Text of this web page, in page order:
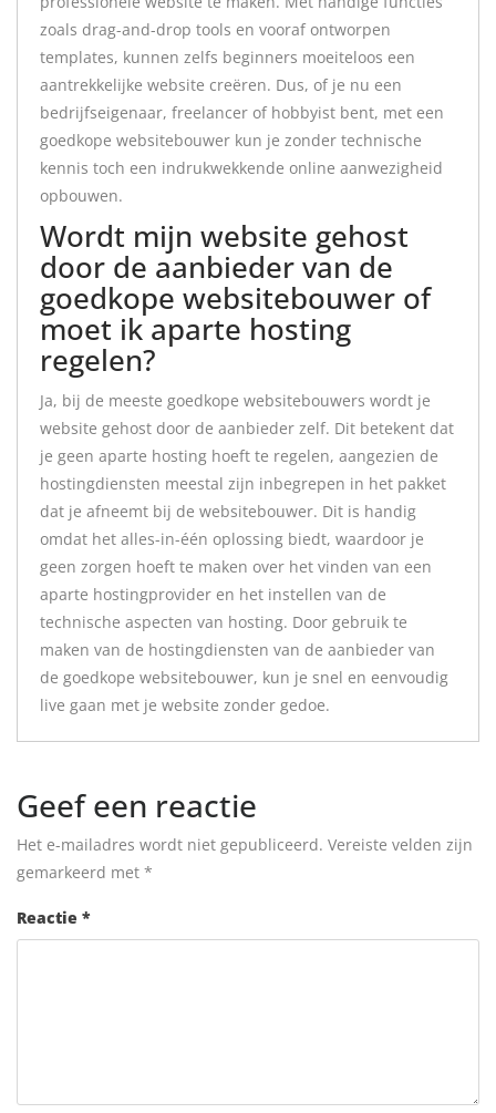
zoals drag-and-drop tools en vooraf ontworpen
templates, kunnen zelfs beginners moeiteloos een
aantrekkelijke website creëren. Dus, of je nu een
bedrijfseigenaar, freelancer of hobbyist bent, met een
goedkope websitebouwer kun je zonder technische
kennis toch een indrukwekkende online aanwezigheid
opbouwen.
Wordt mijn website gehost
door de aanbieder van de
goedkope websitebouwer of
moet ik aparte hosting
regelen?
Ja, bij de meeste goedkope websitebouwers wordt je
website gehost door de aanbieder zelf. Dit betekent dat
je geen aparte hosting hoeft te regelen, aangezien de
hostingdiensten meestal zijn inbegrepen in het pakket
dat je afneemt bij de websitebouwer. Dit is handig
omdat het alles-in-één oplossing biedt, waardoor je
geen zorgen hoeft te maken over het vinden van een
aparte hostingprovider en het instellen van de
technische aspecten van hosting. Door gebruik te
maken van de hostingdiensten van de aanbieder van
de goedkope websitebouwer, kun je snel en eenvoudig
live gaan met je website zonder gedoe.
Geef een reactie
Het e-mailadres wordt niet gepubliceerd. Vereiste velden zijn
gemarkeerd met *
Reactie *